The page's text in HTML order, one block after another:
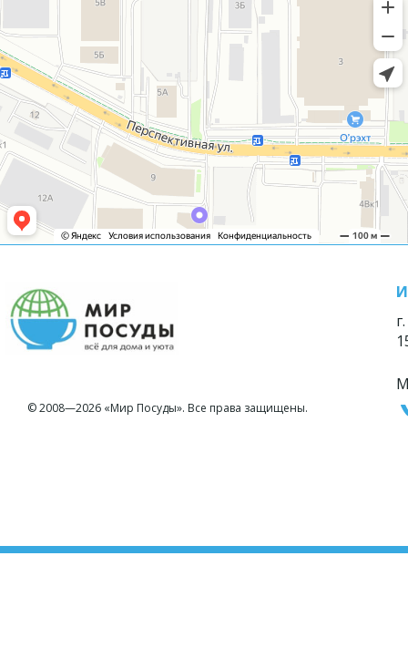
© 2008—2026 «Мир Посуды». Все права защищены.